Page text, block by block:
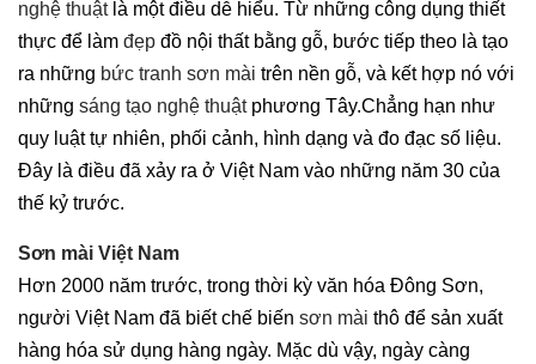
nghệ thuậtlà một điều dễ hiểu. Từ những công dụng thiết
thực để làm đẹp đồ nội thất bằng gỗ, bước tiếp theo là tạo
ra những bức tranh sơn mài trên nền gỗ, và kết hợp nó với
những sáng tạo nghệ thuậtphương Tây.Chẳng hạn như
quy luật tự nhiên, phối cảnh, hình dạng và đo đạc số liệu.
Đây là điều đã xảy ra ở Việt Nam vào những năm 30 của
thế kỷ trước.
Sơn mài Việt Nam
Hơn 2000 năm trước, trong thời kỳ văn hóa Đông Sơn,
người Việt Nam đã biết chế biến sơn mài thô để sản xuất
hàng hóa sử dụng hàng ngày. Mặc dù vậy, ngày càng